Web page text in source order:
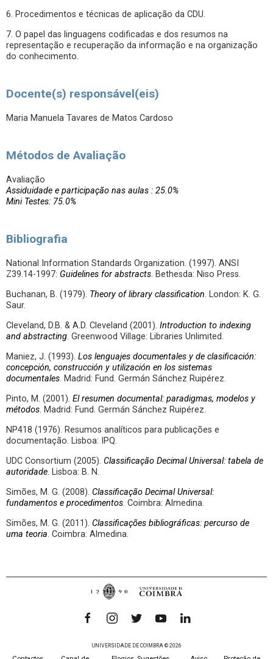
6. Procedimentos e técnicas de aplicação da CDU.
7. O papel das linguagens codificadas e dos resumos na
representação e recuperação da informação e na organização
do conhecimento.
Docente(s) responsável(eis)
Maria Manuela Tavares de Matos Cardoso
Métodos de Avaliação
Avaliação
Assiduidade e participação nas aulas : 25.0%
Mini Testes: 75.0%
Bibliografia
National Information Standards Organization. (1997). ANSI
Z39.14-1997: Guidelines for abstracts. Bethesda: Niso Press.
Buchanan, B. (1979). Theory of library classification. London: K. G.
Saur.
Cleveland, D.B. & A.D. Cleveland (2001). Introduction to indexing
and abstracting. Greenwood Village: Libraries Unlimited.
Maniez, J. (1993). Los lenguajes documentales y de clasificación:
concepción, construcción y utilización en los sistemas
documentales. Madrid: Fund. Germán Sánchez Ruipérez.
Pinto, M. (2001). El resumen documental: paradigmas, modelos y
métodos. Madrid: Fund. Germán Sánchez Ruipérez.
NP418 (1976). Resumos analíticos para publicações e
documentação. Lisboa: IPQ.
UDC Consortium (2005). Classificação Decimal Universal: tabela de
autoridade. Lisboa: B. N.
Simões, M. G. (2008). Classificação Decimal Universal:
fundamentos e procedimentos. Coimbra: Almedina.
Simões, M. G. (2011). Classificações bibliográficas: percurso de
uma teoria. Coimbra: Almedina.
UNIVERSIDADE DE COIMBRA © 2026